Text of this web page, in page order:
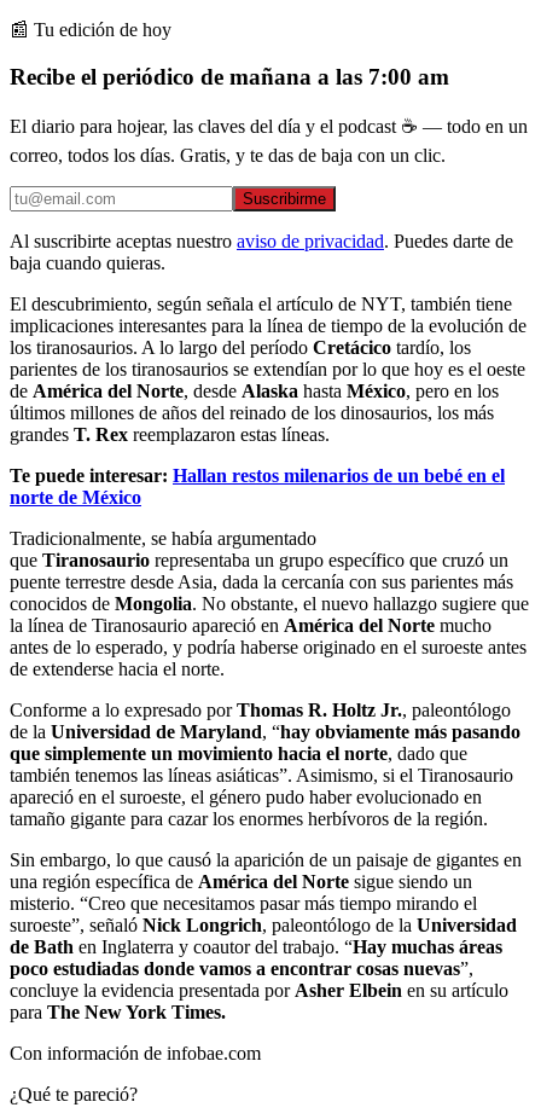
📰 Tu edición de hoy
Recibe el periódico de mañana a las 7:00 am
El diario para hojear, las claves del día y el podcast ☕ — todo en un
correo, todos los días. Gratis, y te das de baja con un clic.
Suscribirme
Al suscribirte aceptas nuestro aviso de privacidad. Puedes darte de
baja cuando quieras.
El descubrimiento, según señala el artículo de NYT, también tiene
implicaciones interesantes para la línea de tiempo de la evolución de
los tiranosaurios. A lo largo del período Cretácico tardío, los
parientes de los tiranosaurios se extendían por lo que hoy es el oeste
de América del Norte, desde Alaska hasta México, pero en los
últimos millones de años del reinado de los dinosaurios, los más
grandes T. Rex reemplazaron estas líneas.
Te puede interesar: Hallan restos milenarios de un bebé en el
norte de México
Tradicionalmente, se había argumentado
que Tiranosaurio representaba un grupo específico que cruzó un
puente terrestre desde Asia, dada la cercanía con sus parientes más
conocidos de Mongolia. No obstante, el nuevo hallazgo sugiere que
la línea de Tiranosaurio apareció en América del Norte mucho
antes de lo esperado, y podría haberse originado en el suroeste antes
de extenderse hacia el norte.
Conforme a lo expresado porThomas R. Holtz Jr., paleontólogo
de la Universidad de Maryland, “hay obviamente más pasando
que simplemente un movimiento hacia el norte, dado que
también tenemos las líneas asiáticas”. Asimismo, si el Tiranosaurio
apareció en el suroeste, el género pudo haber evolucionado en
tamaño gigante para cazar los enormes herbívoros de la región.
Sin embargo, lo que causó la aparición de un paisaje de gigantes en
una región específica de América del Norte sigue siendo un
misterio. “Creo que necesitamos pasar más tiempo mirando el
suroeste”, señaló Nick Longrich, paleontólogo de la Universidad
de Bath en Inglaterra y coautor del trabajo. “Hay muchas áreas
poco estudiadas donde vamos a encontrar cosas nuevas”,
concluye la evidencia presentada por Asher Elbein en su artículo
para The New York Times.
Con información de infobae.com
¿Qué te pareció?